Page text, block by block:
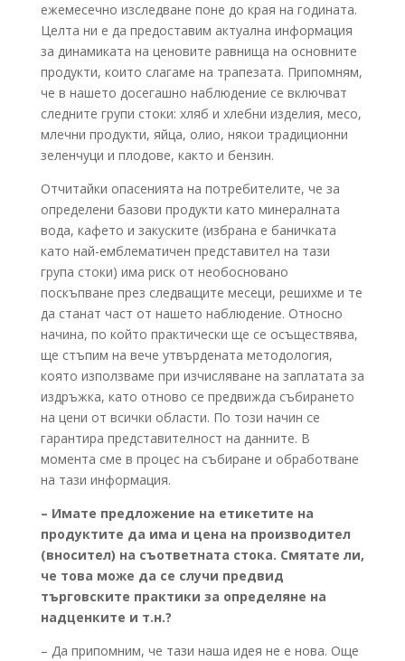
ежемесечно изследване поне до края на годината.
Целта ни е да предоставим актуална информация
за динамиката на ценовите равнища на основните
продукти, които слагаме на трапезата. Припомням,
че в нашето досегашно наблюдение се включват
следните групи стоки: хляб и хлебни изделия, месо,
млечни продукти, яйца, олио, някои традиционни
зеленчуци и плодове, както и бензин.
Отчитайки опасенията на потребителите, че за
определени базови продукти като минералната
вода, кафето и закуските (избрана е баничката
като най-емблематичен представител на тази
група стоки) има риск от необосновано
поскъпване през следващите месеци, решихме и те
да станат част от нашето наблюдение. Относно
начина, по който практически ще се осъществява,
ще стъпим на вече утвърдената методология,
която използваме при изчисляване на заплатата за
издръжка, като отново се предвижда събирането
на цени от всички области. По този начин се
гарантира представителност на данните. В
момента сме в процес на събиране и обработване
на тази информация.
– Имате предложение на етикетите на
продуктите да има и цена на производител
(вносител) на съответната стока. Смятате ли,
че това може да се случи предвид
търговските практики за определяне на
надценките и т.н.?
– Да припомним, че тази наша идея не е нова. Още